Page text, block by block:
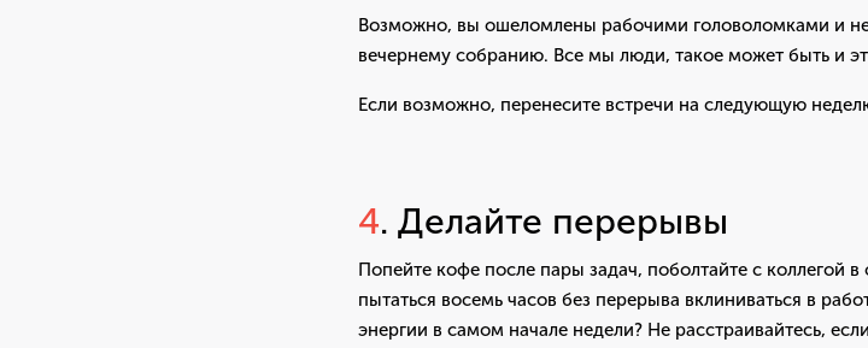
Возможно, вы ошеломлены рабочими головоломками и
вечернему собранию. Все мы люди, такое может быть и
Если возможно, перенесите встречи на следующую
4. Делайте перерывы
Попейте кофе после пары задач, поболтайте с коллегой
пытаться восемь часов без перерыва вклиниваться в
энергии в самом начале недели? Не расстраивайтесь,